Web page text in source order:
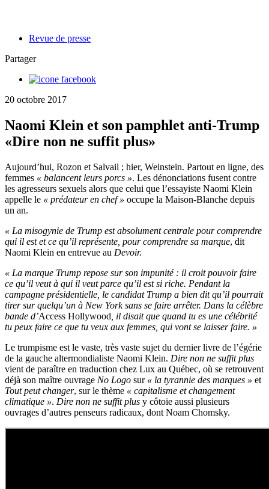
Revue de presse
Partager
20 octobre 2017
Naomi Klein et son pamphlet anti-Trump
«Dire non ne suffit plus»
Aujourd’hui, Rozon et Salvail ; hier, Weinstein. Partout en ligne, des
femmes « balancent leurs porcs ». Les dénonciations fusent contre
les agresseurs sexuels alors que celui que l’essayiste Naomi Klein
appelle le « prédateur en chef » occupe la Maison-Blanche depuis
un an.
« La misogynie de Trump est absolument centrale pour comprendre
qui il est et ce qu’il représente, pour comprendre sa marque, dit
Naomi Klein en entrevue au Devoir.
« La marque Trump repose sur son impunité : il croit pouvoir faire
ce qu’il veut à qui il veut parce qu’il est si riche. Pendant la
campagne présidentielle, le candidat Trump a bien dit qu’il pourrait
tirer sur quelqu’un à New York sans se faire arrêter. Dans la célèbre
bande d’Access Hollywood , il disait que quand tu es une célébrité
tu peux faire ce que tu veux aux femmes, qui vont se laisser faire. »
Le trumpisme est le vaste, très vaste sujet du dernier livre de l’égérie
de la gauche altermondialiste Naomi Klein. Dire non ne suffit plus
vient de paraître en traduction chez Lux au Québec, où se retrouvent
déjà son maître ouvrage No Logo sur « la tyrannie des marques » et
Tout peut changer, sur le thème « capitalisme et changement
climatique ». Dire non ne suffit plus y côtoie aussi plusieurs
ouvrages d’autres penseurs radicaux, dont Noam Chomsky.